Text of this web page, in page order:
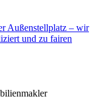
Außenstellplatz – wir
und zu fairen